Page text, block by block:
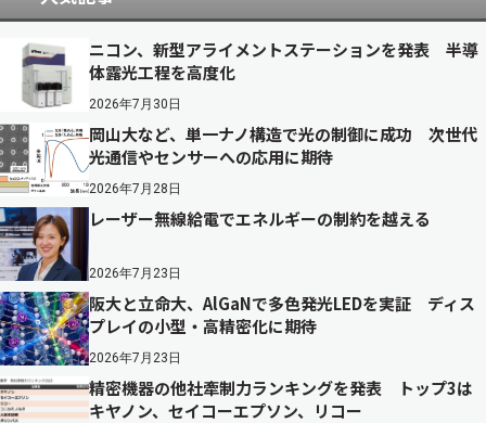
ニコン、新型アライメントステーションを発表 半導
体露光工程を高度化
2026年7月30日
岡山大など、単一ナノ構造で光の制御に成功 次世代
光通信やセンサーへの応用に期待
2026年7月28日
レーザー無線給電でエネルギーの制約を越える
2026年7月23日
阪大と立命大、AlGaNで多色発光LEDを実証 ディス
プレイの小型・高精密化に期待
2026年7月23日
精密機器の他社牽制力ランキングを発表 トップ3は
キヤノン、セイコーエプソン、リコー